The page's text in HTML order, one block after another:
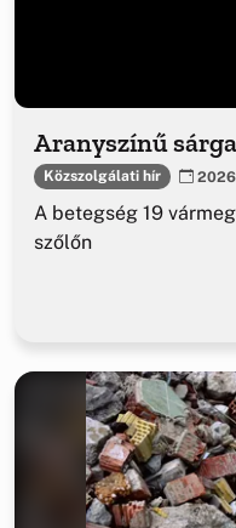
Aranyszínű
Közszolgálati hír
A betegség 19
szőlőn